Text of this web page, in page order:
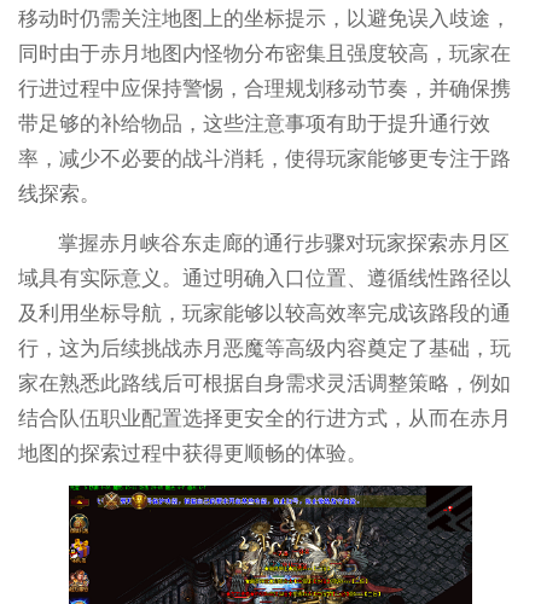
移动时仍需关注地图上的坐标提示，以避免误入歧途，
同时由于赤月地图内怪物分布密集且强度较高，玩家在
行进过程中应保持警惕，合理规划移动节奏，并确保携
带足够的补给物品，这些注意事项有助于提升通行效
率，减少不必要的战斗消耗，使得玩家能够更专注于路
线探索。
掌握赤月峡谷东走廊的通行步骤对玩家探索赤月区
域具有实际意义。通过明确入口位置、遵循线性路径以
及利用坐标导航，玩家能够以较高效率完成该路段的通
行，这为后续挑战赤月恶魔等高级内容奠定了基础，玩
家在熟悉此路线后可根据自身需求灵活调整策略，例如
结合队伍职业配置选择更安全的行进方式，从而在赤月
地图的探索过程中获得更顺畅的体验。